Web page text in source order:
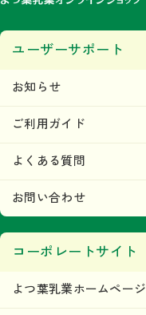
も
ユーザーサポート
お知らせ
ご利用ガイド
よくある質問
お問い合わせ
コーポレートサイト
よつ葉乳業ホームページ